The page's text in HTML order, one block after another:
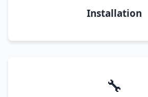
Installation
🔧